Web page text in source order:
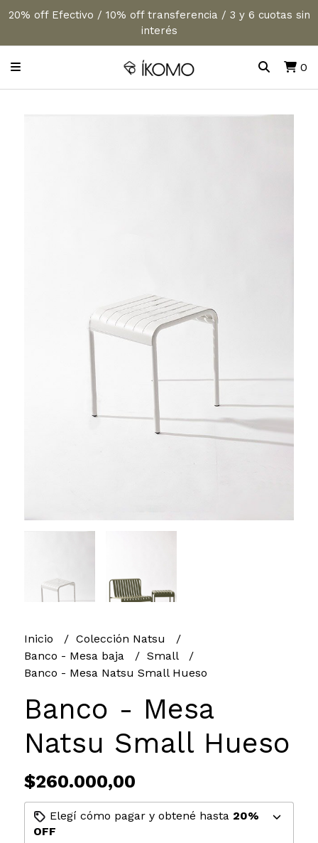
20% off Efectivo / 10% off transferencia / 3 y 6 cuotas sin
interés
0
Inicio
Colección Natsu
Banco - Mesa baja
Small
Banco - Mesa Natsu Small Hueso
Banco - Mesa
Natsu Small Hueso
$260.000,00
Elegí cómo pagar y obtené hasta 20%
OFF